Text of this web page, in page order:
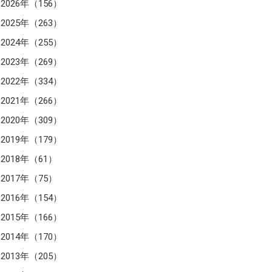
2026年（156）
2025年（263）
2024年（255）
2023年（269）
2022年（334）
2021年（266）
2020年（309）
2019年（179）
2018年（61）
2017年（75）
2016年（154）
2015年（166）
2014年（170）
2013年（205）